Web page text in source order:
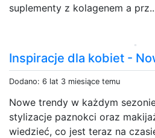
suplementy z kolagenem a
Inspiracje dla kobiet -
Dodano: 6 lat 3 miesiące temu
Nowe trendy w każdym
stylizacje paznokci oraz
wiedzieć, co jest teraz na